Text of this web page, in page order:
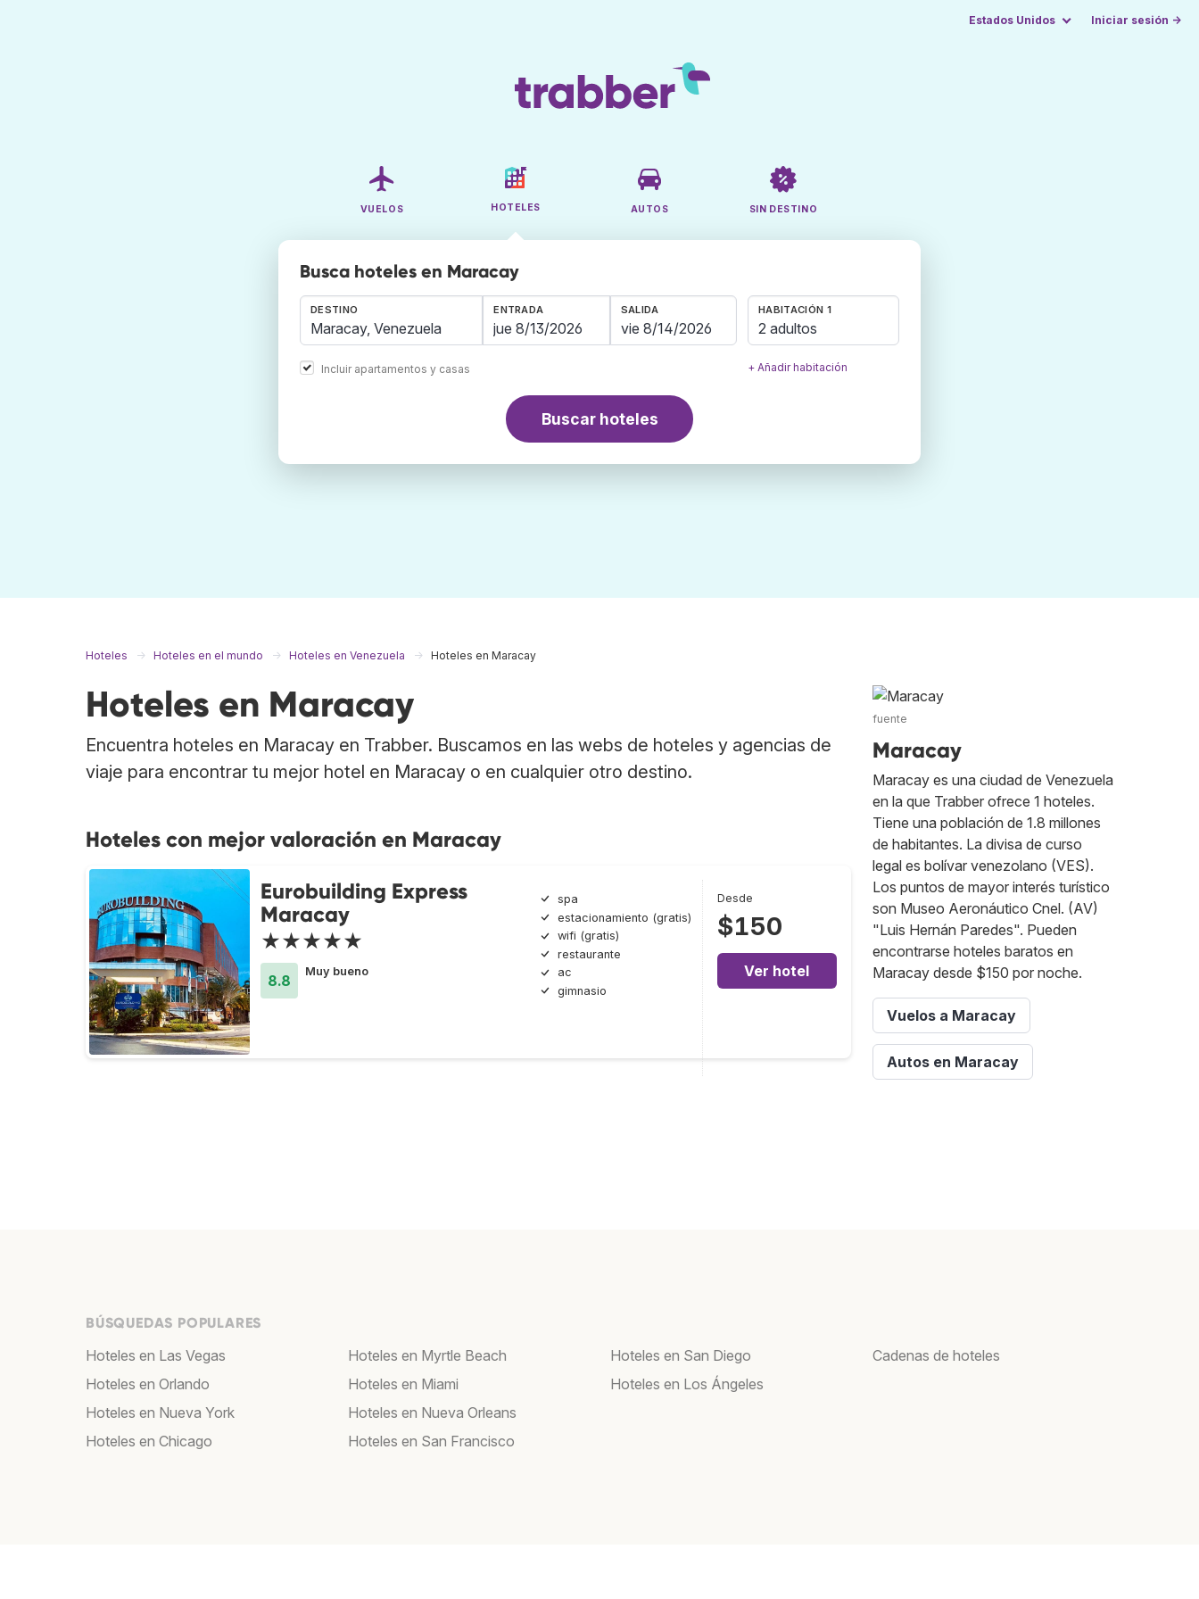
Estados Unidos Iniciar sesión →
VUELOS HOTELES AUTOS SIN DESTINO
Busca hoteles en Maracay
DESTINO
Incluir apartamentos y casas
ENTRADA SALIDA HABITACIÓN 1
2 adultos
+ Añadir habitación
Buscar hoteles
Hoteles Hoteles en el mundo Hoteles en Venezuela Hoteles en Maracay
Hoteles en Maracay
Encuentra hoteles en Maracay en Trabber. Buscamos en las webs de hoteles y agencias de
viaje para encontrar tu mejor hotel en Maracay o en cualquier otro destino.
Hoteles con mejor valoración en Maracay
Eurobuilding Express
Maracay
★★★★★
8.8
Muy bueno
spa
estacionamiento (gratis)
wifi (gratis)
restaurante
ac
gimnasio
Desde
$150
Ver hotel
fuente
Maracay
Maracay es una ciudad de Venezuela
en la que Trabber ofrece 1 hoteles.
Tiene una población de 1.8 millones
de habitantes. La divisa de curso
legal es bolívar venezolano (VES).
Los puntos de mayor interés turístico
son Museo Aeronáutico Cnel. (AV)
"Luis Hernán Paredes". Pueden
encontrarse hoteles baratos en
Maracay desde $150 por noche.
Vuelos a Maracay
Autos en Maracay
BÚSQUEDAS POPULARES
Hoteles en Las Vegas
Hoteles en Orlando
Hoteles en Nueva York
Hoteles en Chicago
Hoteles en Myrtle Beach
Hoteles en Miami
Hoteles en Nueva Orleans
Hoteles en San Francisco
Hoteles en San Diego
Hoteles en Los Ángeles
Cadenas de hoteles